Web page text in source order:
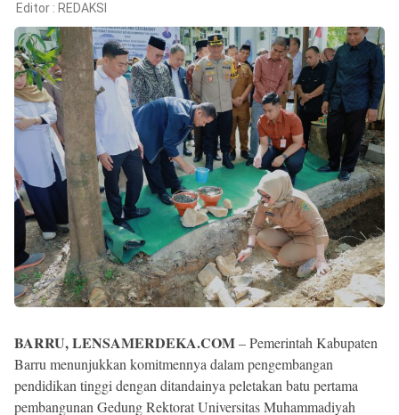
©
Copyright
2026
Lensa
Merdeka
Editor : REDAKSI
BARRU, LENSAMERDEKA.COM– Pemerintah Kabupaten
Barru menunjukkan komitmennya dalam pengembangan
pendidikan tinggi dengan ditandainya peletakan batu pertama
pembangunan Gedung Rektorat Universitas Muhammadiyah